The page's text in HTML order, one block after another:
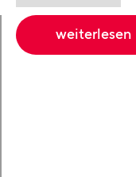
weiterlesen